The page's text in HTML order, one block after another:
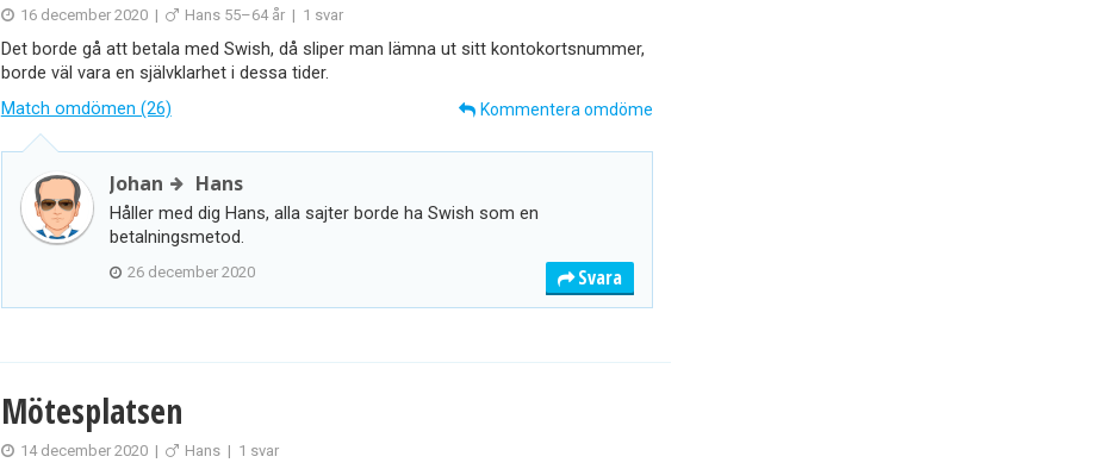
16 december 2020 | Hans 55–64 år | 1 svar
Det borde gå att betala med Swish, då sliper man lämna ut sitt kontokortsnummer,
borde väl vara en självklarhet i dessa tider.
Match omdömen (26)
Kommentera omdöme
Johan Hans
Håller med dig Hans, alla sajter borde ha Swish som en
betalningsmetod.
26 december 2020 Svara
Mötesplatsen
14 december 2020 | Hans | 1 svar